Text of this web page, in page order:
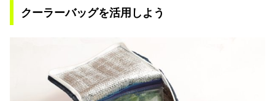
クーラーバッグを活用しよう